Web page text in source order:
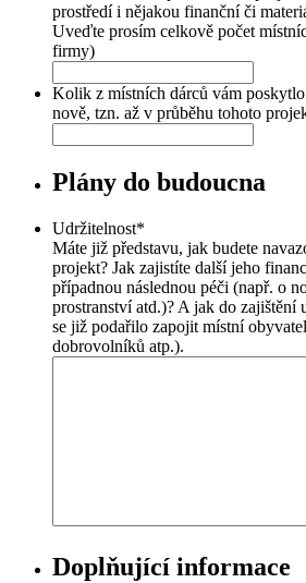
prostředí i nějakou finanční či
Uveďte prosím celkově počet
firmy)
Kolik z místních dárců vám
nově, tzn. až v průběhu tohoto
Plány do budoucna
Udržitelnost*
Máte již představu, jak budete
projekt? Jak zajistíte další jeho
případnou následnou péči (např. o
prostranství atd.)? A jak do zajištění
se již podařilo zapojit místní
dobrovolníků atp.).
Doplňující informace